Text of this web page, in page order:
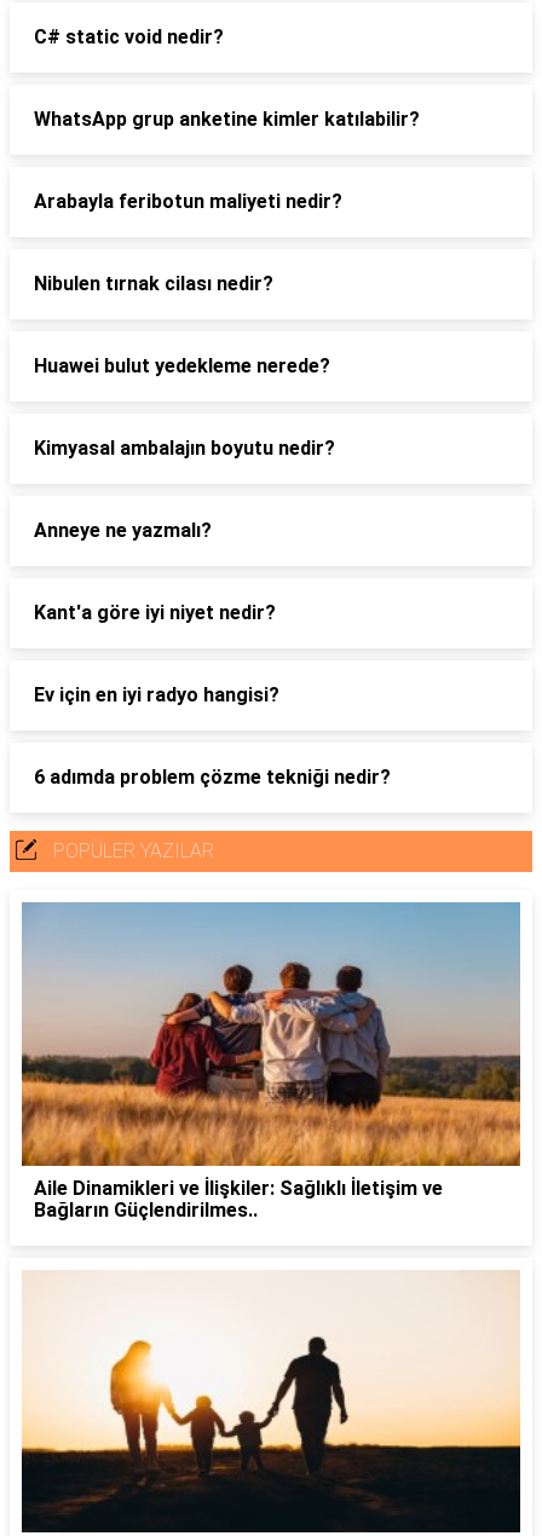
C# static void nedir?
WhatsApp grup anketine kimler katılabilir?
Arabayla feribotun maliyeti nedir?
Nibulen tırnak cilası nedir?
Huawei bulut yedekleme nerede?
Kimyasal ambalajın boyutu nedir?
Anneye ne yazmalı?
Kant'a göre iyi niyet nedir?
Ev için en iyi radyo hangisi?
6 adımda problem çözme tekniği nedir?
POPÜLER YAZILAR
Aile Dinamikleri ve İlişkiler: Sağlıklı İletişim ve
Bağların Güçlendirilmes..